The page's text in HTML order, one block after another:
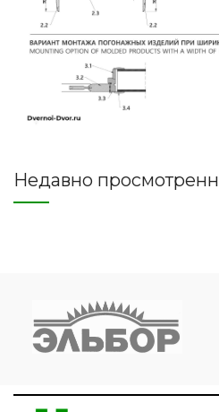
Недавно